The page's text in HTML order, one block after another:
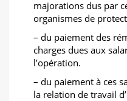
majorations dus par
organismes de
– du paiement des
charges dues aux
l’opération.
– du paiement à ces
la relation de travail